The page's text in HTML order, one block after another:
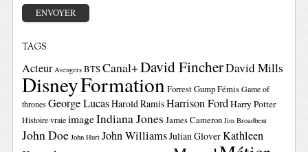
TAGS
Acteur Avengers BTSCanal+David FincherDavid Mills
DisneyFormationForrest GumpFémis Game of
thrones George LucasHarold RamisHarrison FordHarry Potter
Histoire vraie imageIndiana Jones James Cameron Jim Broadbent
John Doe John Hurt John WilliamsJulian GloverKathleen